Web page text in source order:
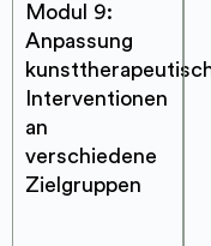
Modul 9:
Anpassung
Interventionen
an
verschiedene
Zielgruppen